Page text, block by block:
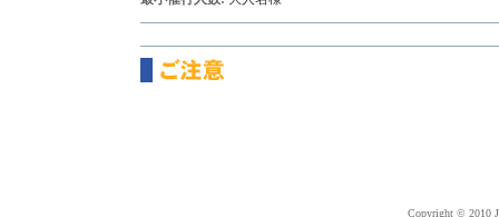
Copyright © 2010